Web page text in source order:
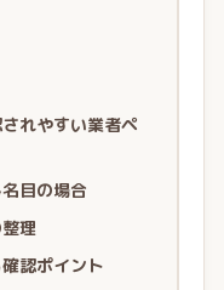
れやすい業者ペ
目の場合
理
認ポイント